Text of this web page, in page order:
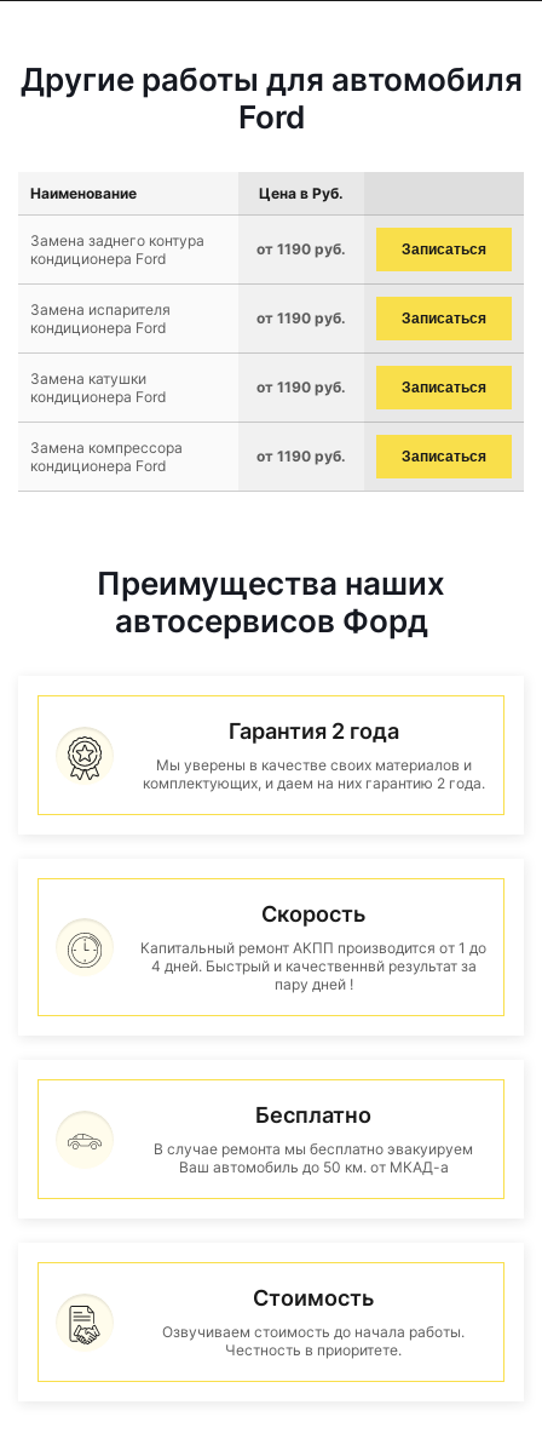
Другие работы для автомобиля
Ford
Наименование Цена в Руб.
Замена заднего контура
кондиционера Ford
от 1190 руб. Записаться
Замена испарителя
кондиционера Ford
от 1190 руб. Записаться
Замена катушки
кондиционера Ford
от 1190 руб. Записаться
Замена компрессора
кондиционера Ford
от 1190 руб. Записаться
Преимущества наших
автосервисов Форд
Гарантия 2 года
Мы уверены в качестве своих материалов и
комплектующих, и даем на них гарантию 2 года.
Скорость
Капитальный ремонт АКПП производится от 1 до
4 дней. Быстрый и качественнвй результат за
пару дней !
Бесплатно
В случае ремонта мы бесплатно эвакуируем
Ваш автомобиль до 50 км. от МКАД-а
Стоимость
Озвучиваем стоимость до начала работы.
Честность в приоритете.